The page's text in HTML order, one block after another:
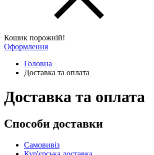
Кошик порожній!
Оформлення
Головна
Доставка та оплата
Доставка та оплата
Способи доставки
Самовивіз